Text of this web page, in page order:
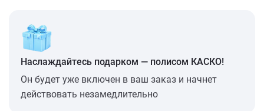
Наслаждайтесь подарком — полисом КАСКО!
Он будет уже включен в ваш заказ и начнет
действовать незамедлительно